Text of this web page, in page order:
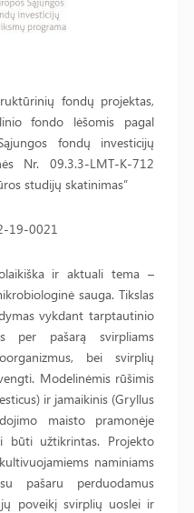
fondų projektas,
fondo lėšomis pagal
fondų investicijų
Nr. 09.3.3-LMT-K-712
studijų skatinimas”
19-0021
ir aktuali tema –
sauga. Tikslas
vykdant tarptautinio
per pašarą svirpliams
bei svirplių
Modelinėmis rūšimis
ir jamaikinis (Gryllus
maisto pramonėje
būti užtikrintas. Projekto
naminiams
pašaru perduodamus
poveikį svirplių uoslei ir